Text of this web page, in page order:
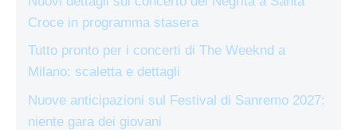
Croce in programma stasera
Tutto pronto per i concerti di The Weeknd a
Milano: scaletta e dettagli
Nuove anticipazioni sul Festival di Sanremo 2027:
niente gara dei giovani